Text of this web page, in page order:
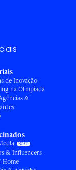
de Inovação
na Olimpíada
&
& Influencers
Home